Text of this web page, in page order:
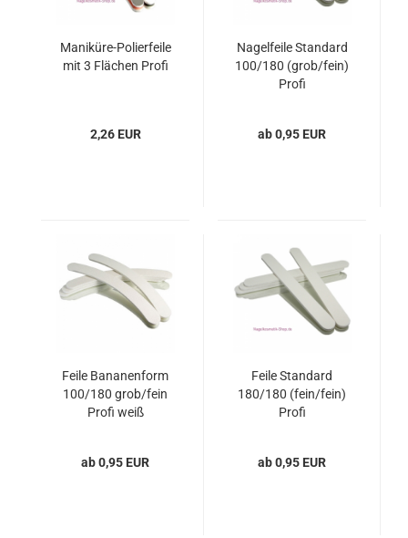
Maniküre-Polierfeile
mit 3 Flächen Profi
2,26 EUR
Nagelfeile Standard
100/180 (grob/fein)
Profi
ab 0,95 EUR
Feile Bananenform
100/180 grob/fein
Profi weiß
ab 0,95 EUR
Feile Standard
180/180 (fein/fein)
Profi
ab 0,95 EUR